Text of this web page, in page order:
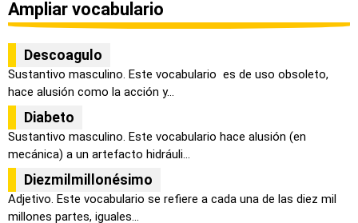
Ampliar vocabulario
Descoagulo
Sustantivo masculino. Este vocabulario es de uso obsoleto,
hace alusión como la acción y...
Diabeto
Sustantivo masculino. Este vocabulario hace alusión (en
mecánica) a un artefacto hidráuli...
Diezmilmillonésimo
Adjetivo. Este vocabulario se refiere a cada una de las diez mil
millones partes, iguales...